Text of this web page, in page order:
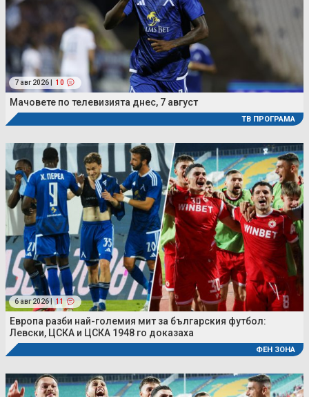
7 авг 2026 | 10
Мачовете по телевизията днес, 7 август
ТВ ПРОГРАМА
6 авг 2026 | 11
Европа разби най-големия мит за българския футбол:
Левски, ЦСКА и ЦСКА 1948 го доказаха
ФЕН ЗОНА